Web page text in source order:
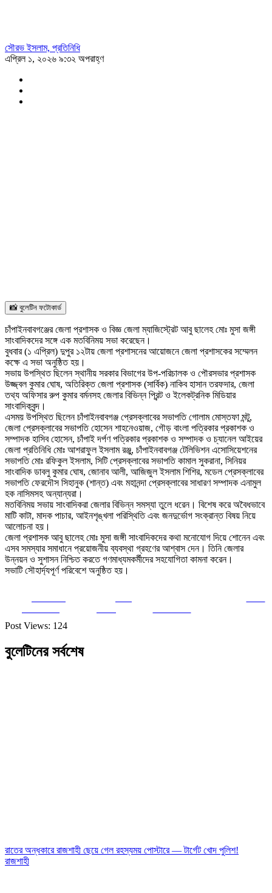
সৌরভ ইসলাম, প্রতিনিধি
এপ্রিল ১, ২০২৬ ৯:৩২ অপরাহ্ণ
📸 বুলেটিন ফটোকার্ড
চাঁপাইনবাবগঞ্জের জেলা প্রশাসক ও বিজ্ঞ জেলা ম্যাজিস্ট্রেট আবু ছালেহ মোঃ মুসা জঙ্গী
সাংবাদিকদের সঙ্গে এক মতবিনিময় সভা করেছেন।
বুধবার (১ এপ্রিল) দুপুর ১২টায় জেলা প্রশাসনের আয়োজনে জেলা প্রশাসকের সম্মেলন
কক্ষে এ সভা অনুষ্ঠিত হয়।
সভায় উপস্থিত ছিলেন স্থানীয় সরকার বিভাগের উপ-পরিচালক ও পৌরসভার প্রশাসক
উজ্জ্বল কুমার ঘোষ, অতিরিক্ত জেলা প্রশাসক (সার্বিক) নাকিব হাসান তরফদার, জেলা
তথ্য অফিসার রুপ কুমার বর্মনসহ জেলার বিভিন্ন প্রিন্ট ও ইলেকট্রনিক মিডিয়ার
সাংবাদিকবৃন্দ।
এসময় উপস্থিত ছিলেন চাঁপাইনবাবগঞ্জ প্রেসক্লাবের সভাপতি গোলাম মোস্তফা মন্টু,
জেলা প্রেসক্লাবের সভাপতি হোসেন শাহনেওয়াজ, গৌড় বাংলা পত্রিকার প্রকাশক ও
সম্পাদক হাসিব হোসেন, চাঁপাই দর্পণ পত্রিকার প্রকাশক ও সম্পাদক ও চ্যানেল আইয়ের
জেলা প্রতিনিধি মোঃ আশরাফুল ইসলাম রঞ্জু, চাঁপাইনবাবগঞ্জ টেলিভিশন এসোসিয়েশনের
সভাপতি মোঃ রফিকুল ইসলাম, সিটি প্রেসক্লাবের সভাপতি কামাল সুকরানা, সিনিয়র
সাংবাদিক ডাবলু কুমার ঘোষ, জোনাব আলী, আজিজুল ইসলাম শিশির, মডেল প্রেসক্লাবের
সভাপতি ফেরদৌস সিহানুক (শান্ত) এবং মহানন্দা প্রেসক্লাবের সাধারণ সম্পাদক এনামুল
হক নাসিমসহ অন্যান্যরা।
মতবিনিময় সভায় সাংবাদিকরা জেলার বিভিন্ন সমস্যা তুলে ধরেন। বিশেষ করে অবৈধভাবে
মাটি কাটা, মাদক পাচার, আইনশৃঙ্খলা পরিস্থিতি এবং জনদুর্ভোগ সংক্রান্ত বিষয় নিয়ে
আলোচনা হয়।
জেলা প্রশাসক আবু ছালেহ মোঃ মুসা জঙ্গী সাংবাদিকদের কথা মনোযোগ দিয়ে শোনেন এবং
এসব সমস্যার সমাধানে প্রয়োজনীয় ব্যবস্থা গ্রহণের আশ্বাস দেন। তিনি জেলার
উন্নয়ন ও সুশাসন নিশ্চিত করতে গণমাধ্যমকর্মীদের সহযোগিতা কামনা করেন।
সভাটি সৌহার্দ্যপূর্ণ পরিবেশে অনুষ্ঠিত হয়।
Post Views: 124
বুলেটিনের সর্বশেষ
রাতের অন্ধকারে রাজশাহী ছেয়ে গেল রহস্যময় পোস্টারে — টার্গেট খোদ পুলিশ!
রাজশাহী